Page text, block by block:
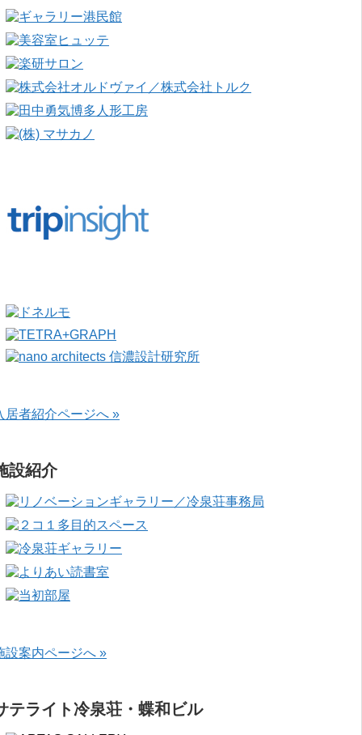
居者紹介ページへ »
設紹介
設案内ページへ »
テライト冷泉荘・蝶和ビル